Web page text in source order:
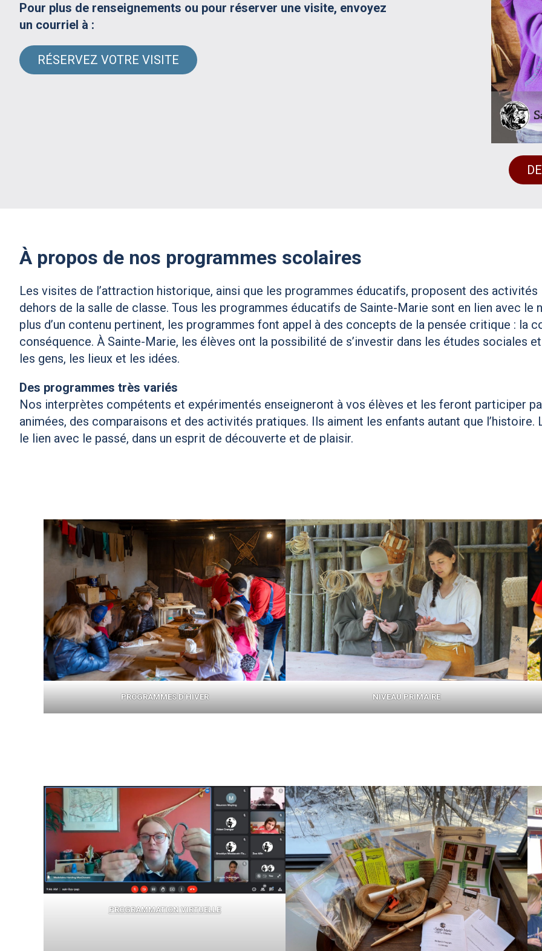
Pour plus de renseignements ou pour réserver une visite, envoyez
un courriel à :
RÉSERVEZ VOTRE VISITE
À propos de nos programmes scolaires
Les visites de l’attraction historique, ainsi que les programmes éducatifs, proposent des
dehors de la salle de classe. Tous les programmes éducatifs de Sainte-Marie sont en lien avec le
plus d’un contenu pertinent, les programmes font appel à des concepts de la pensée critique : la
conséquence. À Sainte-Marie, les élèves ont la possibilité de s’investir dans les études sociales
les gens, les lieux et les idées.
Des programmes très variés
Nos interprètes compétents et expérimentés enseigneront à vos élèves et les feront participer
animées, des comparaisons et des activités pratiques. Ils aiment les enfants autant que
le lien avec le passé, dans un esprit de découverte et de plaisir.
PROGRAMMES D’HIVER NIVEAU PRIMAIRE
PROGRAMMATION VIRTUELLE